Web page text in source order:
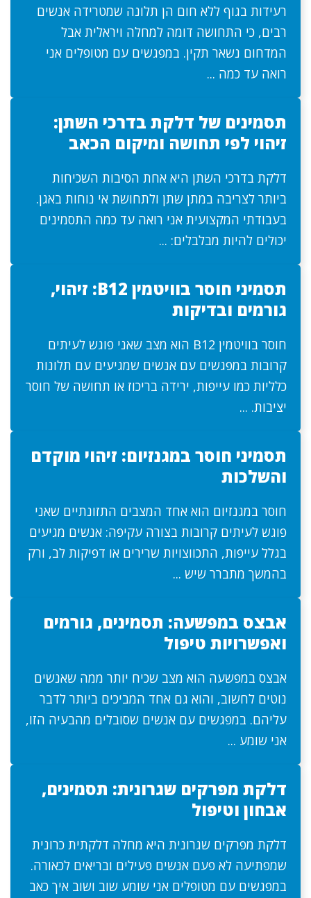
רעידות בגוף ללא חום הן תלונה שמטרידה אנשים
רבים, כי התחושה דומה למחלה ויראלית אבל
המדחום נשאר תקין. במפגשים עם מטופלים אני
רואה עד כמה ...
תסמינים של דלקת בדרכי השתן:
זיהוי לפי תחושה ומיקום הכאב
דלקת בדרכי השתן היא אחת הסיבות השכיחות
ביותר לצריבה במתן שתן ולתחושת אי נוחות באגן.
בעבודתי המקצועית אני רואה עד כמה התסמינים
יכולים להיות מבלבלים: ...
תסמיני חוסר בוויטמין B12: זיהוי,
גורמים ובדיקות
חוסר בוויטמין B12 הוא מצב שאני פוגש לעיתים
קרובות במפגשים עם אנשים שמגיעים עם תלונות
כלליות כמו עייפות, ירידה בריכוז או תחושה של חוסר
יציבות. ...
תסמיני חוסר במגנזיום: זיהוי מוקדם
והשלכות
חוסר במגנזיום הוא אחד המצבים התזונתיים שאני
פוגש לעיתים קרובות בצורה עקיפה: אנשים מגיעים
בגלל עייפות, התכווצויות שרירים או דפיקות לב, ורק
בהמשך מתברר שיש ...
אבצס במפשעה: תסמינים, גורמים
ואפשרויות טיפול
אבצס במפשעה הוא מצב שכיח יותר ממה שאנשים
נוטים לחשוב, והוא גם אחד המביכים ביותר לדבר
עליהם. במפגשים עם אנשים שסובלים מהבעיה הזו,
אני שומע ...
דלקת מפרקים שגרונית: תסמינים,
אבחון וטיפול
דלקת מפרקים שגרונית היא מחלה דלקתית כרונית
שמפתיעה לא פעם אנשים פעילים ובריאים לכאורה.
במפגשים עם מטופלים אני שומע שוב ושוב איך כאב